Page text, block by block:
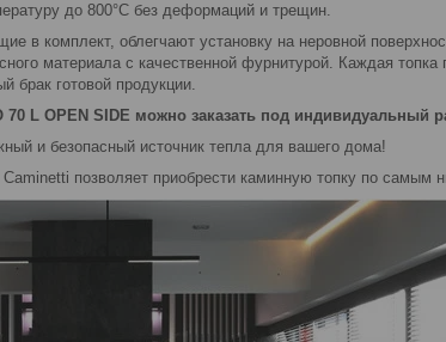
до 800°C без деформаций и трещин.
в комплект, облегчают установку на неровной
материала с качественной фурнитурой. Каждая
брак готовой продукции.
L OPEN SIDE можно заказать под индивидуальный
и безопасный источник тепла для вашего дома!
позволяет приобрести каминную топку по самым